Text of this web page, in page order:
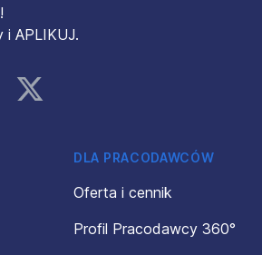
i APLIKUJ.
Instagram
DLA PRACODAWCÓW
Oferta i cennik
Profil Pracodawcy 360°